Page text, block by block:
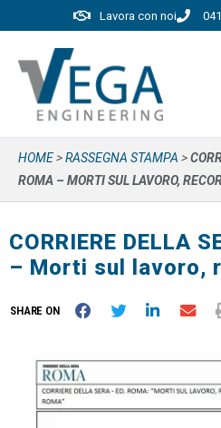
Lavora con noi
HOME>RASSEGNA STAMPA >
ROMA – MORTI SUL LAVORO,
CORRIERE DELLA
– Morti sul lavoro,
SHARE ON